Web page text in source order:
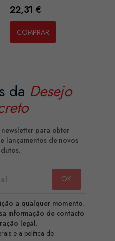
Preço
22,31 €
COMPRAR
da Desejo
newsletter para obter
lançamentos de novos
a qualquer momento.
informação de contacto
legal.
e a política de